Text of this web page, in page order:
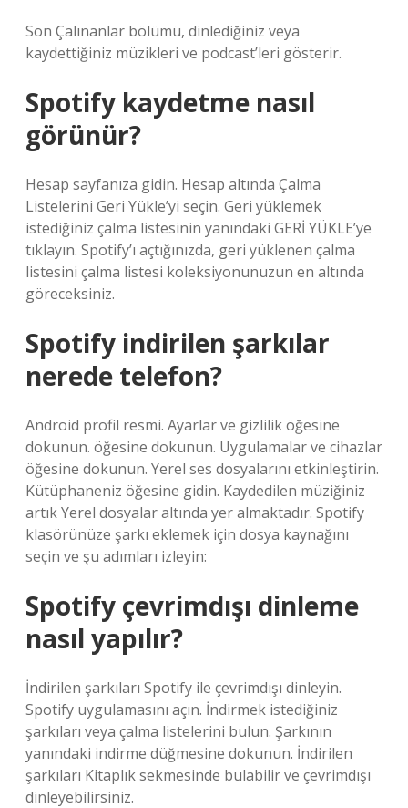
Son Çalınanlar bölümü, dinlediğiniz veya
kaydettiğiniz müzikleri ve podcast’leri gösterir.
Spotify kaydetme nasıl
görünür?
Hesap sayfanıza gidin. Hesap altında Çalma
Listelerini Geri Yükle’yi seçin. Geri yüklemek
istediğiniz çalma listesinin yanındaki GERİ YÜKLE’ye
tıklayın. Spotify’ı açtığınızda, geri yüklenen çalma
listesini çalma listesi koleksiyonunuzun en altında
göreceksiniz.
Spotify indirilen şarkılar
nerede telefon?
Android profil resmi. Ayarlar ve gizlilik öğesine
dokunun. öğesine dokunun. Uygulamalar ve cihazlar
öğesine dokunun. Yerel ses dosyalarını etkinleştirin.
Kütüphaneniz öğesine gidin. Kaydedilen müziğiniz
artık Yerel dosyalar altında yer almaktadır. Spotify
klasörünüze şarkı eklemek için dosya kaynağını
seçin ve şu adımları izleyin:
Spotify çevrimdışı dinleme
nasıl yapılır?
İndirilen şarkıları Spotify ile çevrimdışı dinleyin.
Spotify uygulamasını açın. İndirmek istediğiniz
şarkıları veya çalma listelerini bulun. Şarkının
yanındaki indirme düğmesine dokunun. İndirilen
şarkıları Kitaplık sekmesinde bulabilir ve çevrimdışı
dinleyebilirsiniz.